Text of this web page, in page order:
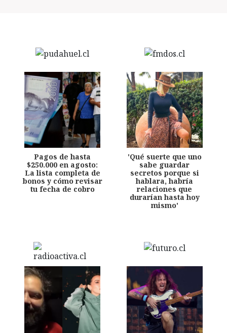
Pagos de hasta
$250.000 en agosto:
La lista completa de
bonos y cómo revisar
tu fecha de cobro
'Qué suerte que uno
sabe guardar
secretos porque si
hablara, habría
relaciones que
durarían hasta hoy
mismo'